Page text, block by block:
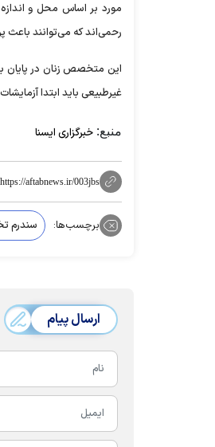
مورد بر اساس محل و
رحمی‌اند که می‌توانند باعث
غیرطبیعی باید ابتدا
منبع: خبرگزاری ایسنا
https://aftabnews.ir/003jbs
برچسب‌ها: سندرم
ارسال پیام